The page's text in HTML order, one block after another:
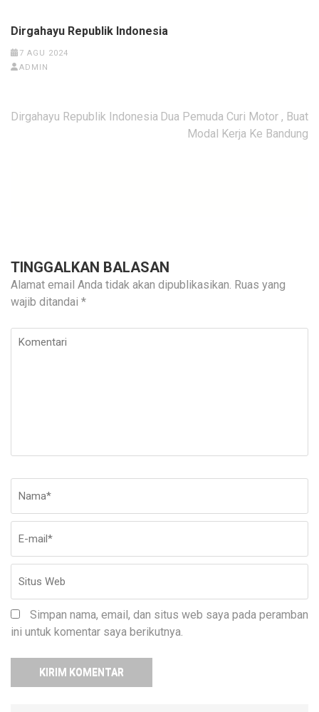
Dirgahayu Republik Indonesia
7 AGU 2024
ADMIN
Navigasi
Dirgahayu Republik Indonesia Dua Pemuda Curi Motor , Buat
Modal Kerja Ke Bandung
TINGGALKAN BALASAN
Alamat email Anda tidak akan dipublikasikan. Ruas yang
wajib ditandai *
Komentari
Simpan nama, email, dan situs web saya pada peramban
ini untuk komentar saya berikutnya.